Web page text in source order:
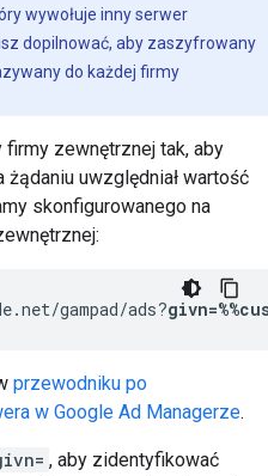
wywołuje inny serwer
dopilnować, aby zaszyfrowany
do każdej firmy
zewnętrznej tak, aby
żądaniu uwzględniał wartość
skonfigurowanego na
gampad/ads?
przewodniku po
w Google Ad Managerze.
, aby zidentyfikować